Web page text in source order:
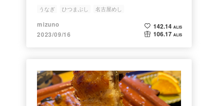
うなぎ ひつまぶし 名古屋めし
mizuno
2023/09/16
142.14 ALIS
106.17 ALIS